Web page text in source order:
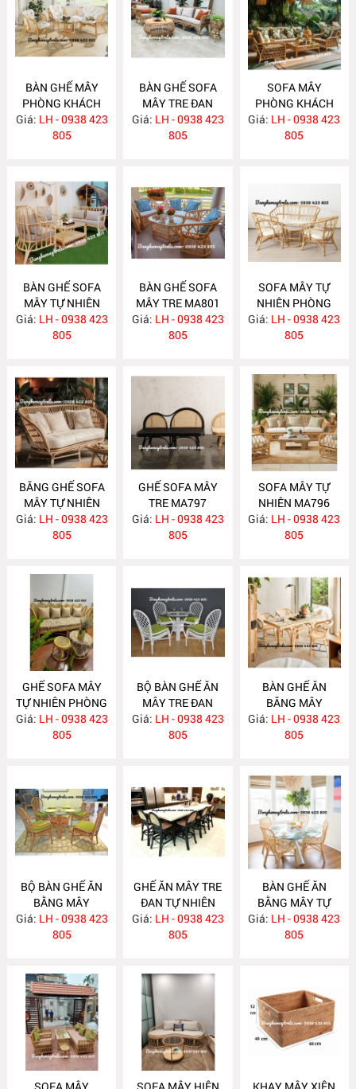
BÀN GHẾ MÂY
PHÒNG KHÁCH
NHỎ GỌN MA814
Giá: LH - 0938 423
805
BÀN GHẾ SOFA
MÂY TRE ĐAN
MA813
Giá: LH - 0938 423
805
SOFA MÂY
PHÒNG KHÁCH
MA812
Giá: LH - 0938 423
805
BÀN GHẾ SOFA
MÂY TỰ NHIÊN
PHÒNG KHÁCH
MA811
Giá: LH - 0938 423
805
BÀN GHẾ SOFA
MÂY TRE MA801
Giá: LH - 0938 423
805
SOFA MÂY TỰ
NHIÊN PHÒNG
KHÁCH MA800
Giá: LH - 0938 423
805
BĂNG GHẾ SOFA
MÂY TỰ NHIÊN
PHÒNG KHÁCH
MA799
Giá: LH - 0938 423
805
GHẾ SOFA MÂY
TRE MA797
Giá: LH - 0938 423
805
SOFA MÂY TỰ
NHIÊN MA796
Giá: LH - 0938 423
805
GHẾ SOFA MÂY
TỰ NHIÊN PHÒNG
KHÁCH MA795
Giá: LH - 0938 423
805
BỘ BÀN GHẾ ĂN
MÂY TRE ĐAN
MA784
Giá: LH - 0938 423
805
BÀN GHẾ ĂN
BĂNG MÂY
MA783
Giá: LH - 0938 423
805
BỘ BÀN GHẾ ĂN
BẰNG MÂY
MA782
Giá: LH - 0938 423
805
GHẾ ĂN MÂY TRE
ĐAN TỰ NHIÊN
MA781
Giá: LH - 0938 423
805
BÀN GHẾ ĂN
BẰNG MÂY TỰ
NHIÊN MA780
Giá: LH - 0938 423
805